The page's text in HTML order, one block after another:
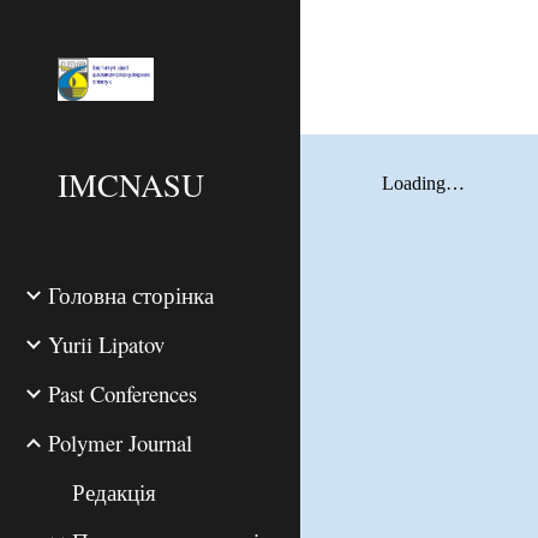
IMCNASU
Головна сторінка
Yurii Lipatov
Past Conferences
Polymer Journal
Редакція